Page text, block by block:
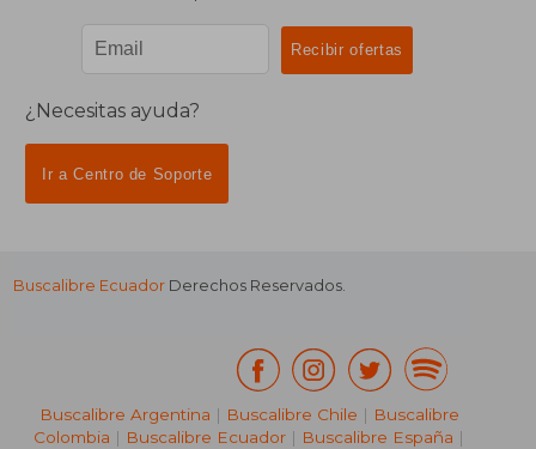
¿Necesitas ayuda?
Ir a Centro de Soporte
Buscalibre Ecuador Derechos Reservados.
Buscalibre Argentina | Buscalibre Chile | Buscalibre
Colombia | Buscalibre Ecuador | Buscalibre España |